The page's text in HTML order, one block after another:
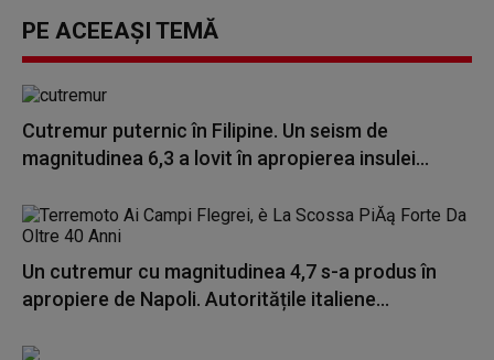
PE ACEEAȘI TEMĂ
Cutremur puternic în Filipine. Un seism de
magnitudinea 6,3 a lovit în apropierea insulei...
Un cutremur cu magnitudinea 4,7 s-a produs în
apropiere de Napoli. Autoritățile italiene...